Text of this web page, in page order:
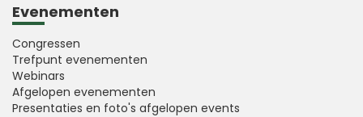
Evenementen
Congressen
Trefpunt evenementen
Webinars
Afgelopen evenementen
Presentaties en foto's afgelopen events